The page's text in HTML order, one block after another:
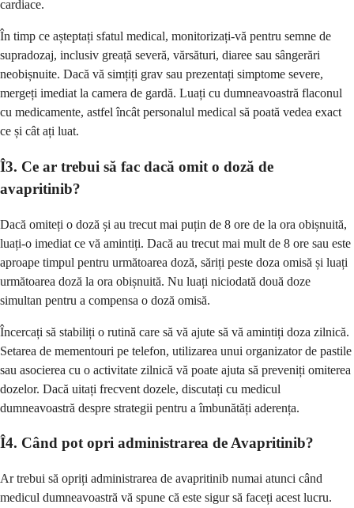
cardiace.
În timp ce așteptați sfatul medical, monitorizați-vă pentru semne de
supradozaj, inclusiv greață severă, vărsături, diaree sau sângerări
neobișnuite. Dacă vă simțiți grav sau prezentați simptome severe,
mergeți imediat la camera de gardă. Luați cu dumneavoastră flaconul
cu medicamente, astfel încât personalul medical să poată vedea exact
ce și cât ați luat.
Î3. Ce ar trebui să fac dacă omit o doză de
avapritinib?
Dacă omiteți o doză și au trecut mai puțin de 8 ore de la ora obișnuită,
luați-o imediat ce vă amintiți. Dacă au trecut mai mult de 8 ore sau este
aproape timpul pentru următoarea doză, săriți peste doza omisă și luați
următoarea doză la ora obișnuită. Nu luați niciodată două doze
simultan pentru a compensa o doză omisă.
Încercați să stabiliți o rutină care să vă ajute să vă amintiți doza zilnică.
Setarea de mementouri pe telefon, utilizarea unui organizator de pastile
sau asocierea cu o activitate zilnică vă poate ajuta să preveniți omiterea
dozelor. Dacă uitați frecvent dozele, discutați cu medicul
dumneavoastră despre strategii pentru a îmbunătăți aderența.
Î4. Când pot opri administrarea de Avapritinib?
Ar trebui să opriți administrarea de avapritinib numai atunci când
medicul dumneavoastră vă spune că este sigur să faceți acest lucru.